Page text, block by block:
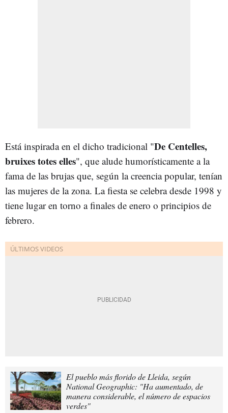
Está inspirada en el dicho tradicional "De Centelles,
bruixes totes elles", que alude humorísticamente a la
fama de las brujas que, según la creencia popular, tenían
las mujeres de la zona. La fiesta se celebra desde 1998 y
tiene lugar en torno a finales de enero o principios de
febrero.
El pueblo más florido de Lleida, según
National Geographic: "Ha aumentado, de
manera considerable, el número de espacios
verdes"